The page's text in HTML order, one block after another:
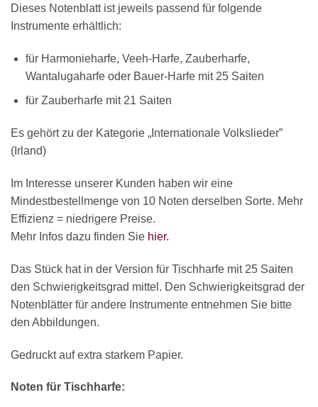
Dieses Notenblatt ist jeweils passend für folgende
Instrumente erhältlich:
für Harmonieharfe, Veeh-Harfe, Zauberharfe,
Wantalugaharfe oder Bauer-Harfe mit 25 Saiten
für Zauberharfe mit 21 Saiten
Es gehört zu der Kategorie „Internationale Volkslieder”
(Irland)
Im Interesse unserer Kunden haben wir eine
Mindestbestellmenge von 10 Noten derselben Sorte. Mehr
Effizienz = niedrigere Preise.
Mehr Infos dazu finden Sie hier.
Das Stück hat in der Version für Tischharfe mit 25 Saiten
den Schwierigkeitsgrad mittel. Den Schwierigkeitsgrad der
Notenblätter für andere Instrumente entnehmen Sie bitte
den Abbildungen.
Gedruckt auf extra starkem Papier.
Noten für Tischharfe: